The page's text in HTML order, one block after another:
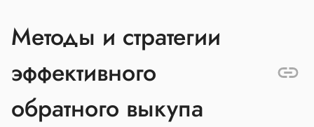
Методы и стратегии
эффективного
обратного выкупа